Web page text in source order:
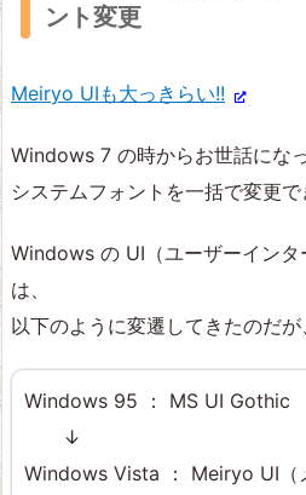
ント変更
Meiryo UIも大っきらい!!
Windows 7 の時からお世話にな
システムフォントを一括で変更で
Windows の UI（ユーザーインタ
は、
以下のように変遷してきたのだが
Windows 95 ： MS UI Gothic
↓
Windows Vista ： Meiryo UI（